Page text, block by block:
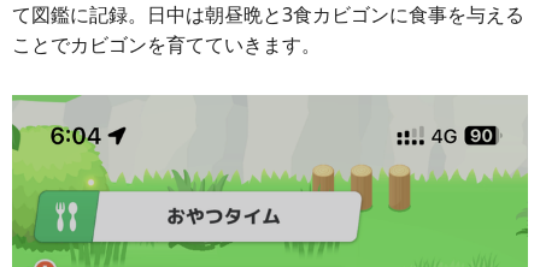
て図鑑に記録。日中は朝昼晩と3食カビゴンに食事を与える
ことでカビゴンを育てていきます。